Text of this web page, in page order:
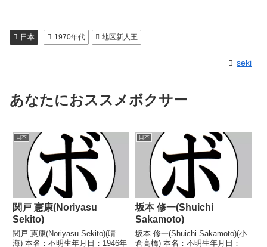
日本 1970年代 地区新人王
seki
あなたにおススメボクサー
日本
関戸 憲康(Noriyasu
Sekito)
関戸 憲康(Noriyasu Sekito)(晴
海) 本名：不明生年月日：1946年
日本
坂本 修一(Shuichi
Sakamoto)
坂本 修一(Shuichi Sakamoto)(小
倉高橋) 本名：不明生年月日：